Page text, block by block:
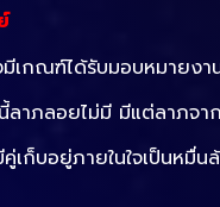
เกณฑ์ได้รับมอบหมายงา
ลาภลอยไม่มี มีแต่ลาภจา
เก็บอยู่ภายในใจเป็นห